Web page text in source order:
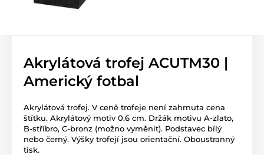
Akrylátová trofej ACUTM30 |
Americký fotbal
Akrylátová trofej. V ceně trofeje není zahrnuta cena
štítku. Akrylátový motiv 0.6 cm. Držák motivu A-zlato,
B-stříbro, C-bronz (možno vyměnit). Podstavec bílý
nebo černý. Výšky trofejí jsou orientační. Oboustranný
tisk.